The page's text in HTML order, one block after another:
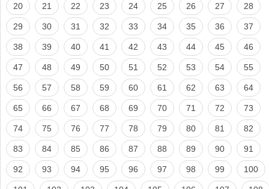
20 21 22 23 24 25 26 27 28
29 30 31 32 33 34 35 36 37
38 39 40 41 42 43 44 45 46
47 48 49 50 51 52 53 54 55
56 57 58 59 60 61 62 63 64
65 66 67 68 69 70 71 72 73
74 75 76 77 78 79 80 81 82
83 84 85 86 87 88 89 90 91
92 93 94 95 96 97 98 99 100